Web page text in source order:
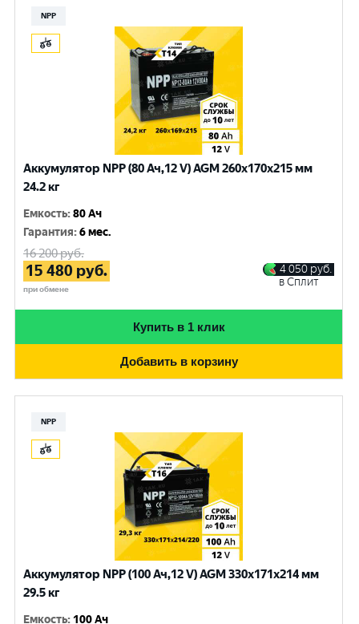
NPP
Аккумулятор NPP (80 Ач,12 V) AGM 260x170x215 мм
24.2 кг
Емкость:80 Ач
Гарантия:6 мес.
16 200руб.
15 480 руб.
при обмене
4 050 руб.
в Сплит
Купить в 1 клик
Добавить в корзину
NPP
Аккумулятор NPP (100 Ач,12 V) AGM 330x171x214 мм
29.5 кг
Емкость: 100 Ач